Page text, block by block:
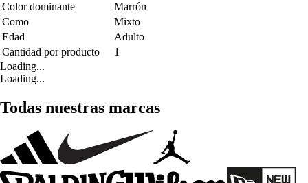
Color dominante
Marrón
Como
Mixto
Edad
Adulto
Cantidad por producto
1
Loading...
Loading...
Todas nuestras marcas